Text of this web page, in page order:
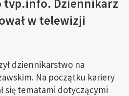
Dziennikarz
w telewizji
dziennikarstwo na
Na początku kariery
się tematami dotyczącymi